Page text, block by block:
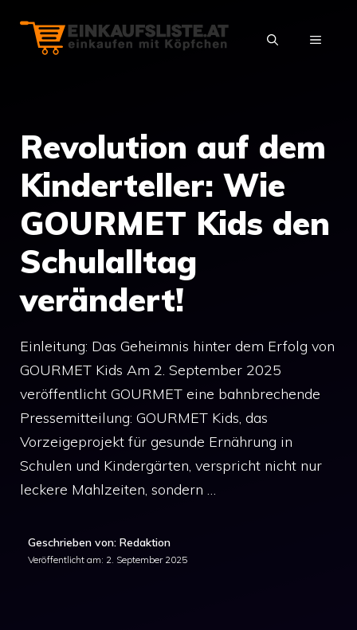
Inhalt
MENÜ
Revolution auf dem
Kinderteller: Wie
GOURMET Kids den
Schulalltag
verändert!
Einleitung: Das Geheimnis hinter dem Erfolg von
GOURMET Kids Am 2. September 2025
veröffentlicht GOURMET eine bahnbrechende
Pressemitteilung: GOURMET Kids, das
Vorzeigeprojekt für gesunde Ernährung in
Schulen und Kindergärten, verspricht nicht nur
leckere Mahlzeiten, sondern …
Geschrieben von: Redaktion
Veröffentlicht am: 2. September 2025